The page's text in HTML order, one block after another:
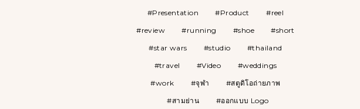
Presentation
Product
reel
review
running shoe
short
star wars
studio
thailand
travel
Video
weddings
work
จุฬา
สตูดิโอถ่ายภาพ
สามย่าน
ออกแบบ Logo